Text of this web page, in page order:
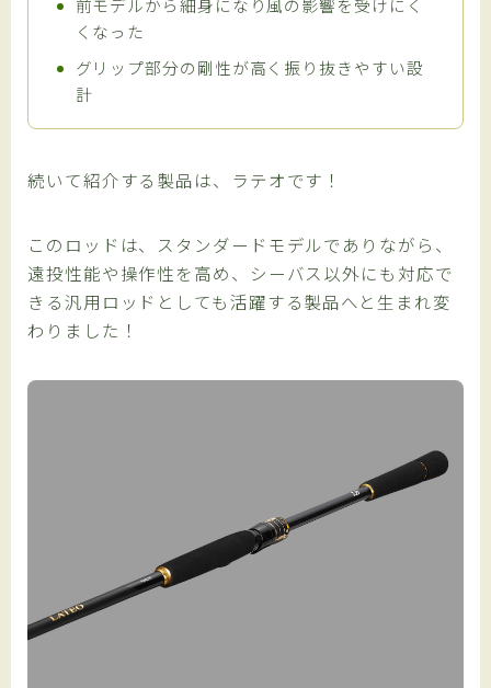
前モデルから細身になり風の影響を受けにく
くなった
グリップ部分の剛性が高く振り抜きやすい設
計
続いて紹介する製品は、ラテオです！
このロッドは、スタンダードモデルでありながら、
遠投性能や操作性を高め、シーバス以外にも対応で
きる汎用ロッドとしても活躍する製品へと生まれ変
わりました！